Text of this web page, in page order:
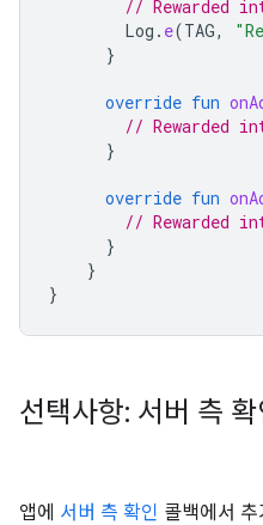
// Rewarded
Log . e(TAG,
}
override fun
// Rewarded
}
override fun
// Rewarded
}
}
}
선택사항: 서버 측
앱에 서버 측 확인 콜백에서